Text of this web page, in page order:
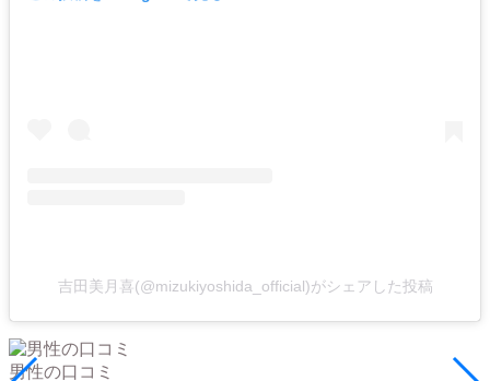
吉田美月喜(@mizukiyoshida_official)がシェアした投稿
男性の口コミ